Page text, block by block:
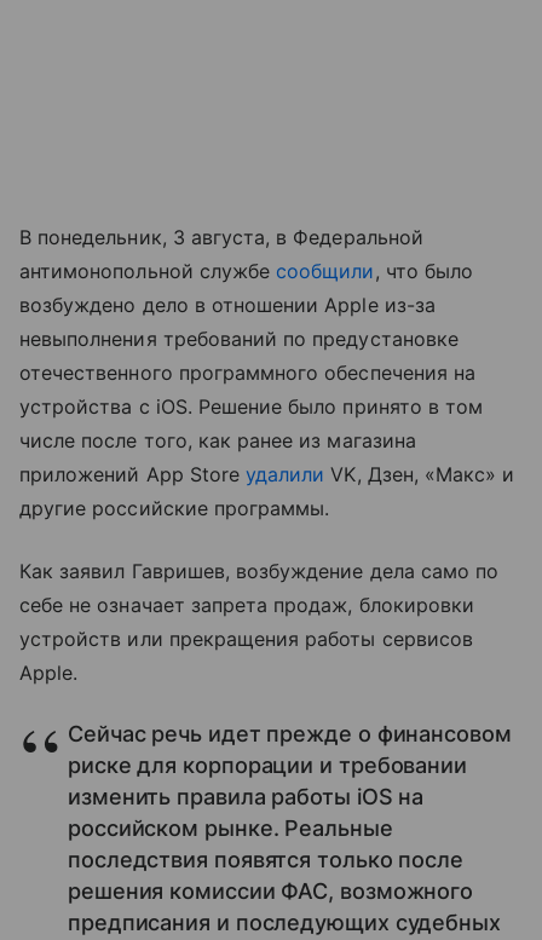
В понедельник, 3 августа, в Федеральной
антимонопольной службе сообщили, что было
возбуждено дело в отношении Apple из-за
невыполнения требований по предустановке
отечественного программного обеспечения на
устройства с iOS. Решение было принято в том
числе после того, как ранее из магазина
приложений App Storeудалили VK, Дзен, «Макс» и
другие российские программы.
Как заявил Гавришев, возбуждение дела само по
себе не означает запрета продаж, блокировки
устройств или прекращения работы сервисов
Apple.
Сейчас речь идет прежде о финансовом
риске для корпорации и требовании
изменить правила работы iOS на
российском рынке. Реальные
последствия появятся только после
решения комиссии ФАС, возможного
предписания и последующих судебных